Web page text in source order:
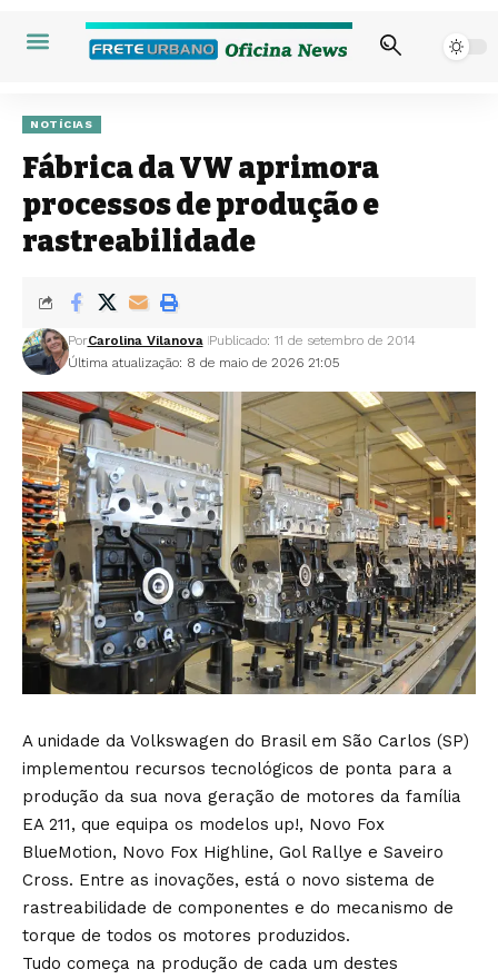
NOTÍCIAS
Fábrica da VW aprimora
processos de produção e
rastreabilidade
Última atualização: 8 de maio de 2026 21:05
PorCarolina Vilanova Publicado: 11 de setembro de 2014
A unidade da Volkswagen do Brasil em São Carlos (SP)
implementou recursos tecnológicos de ponta para a
produção da sua nova geração de motores da família
EA 211, que equipa os modelos up!, Novo Fox
BlueMotion, Novo Fox Highline, Gol Rallye e Saveiro
Cross. Entre as inovações, está o novo sistema de
rastreabilidade de componentes e do mecanismo de
torque de todos os motores produzidos.
Tudo começa na produção de cada um destes